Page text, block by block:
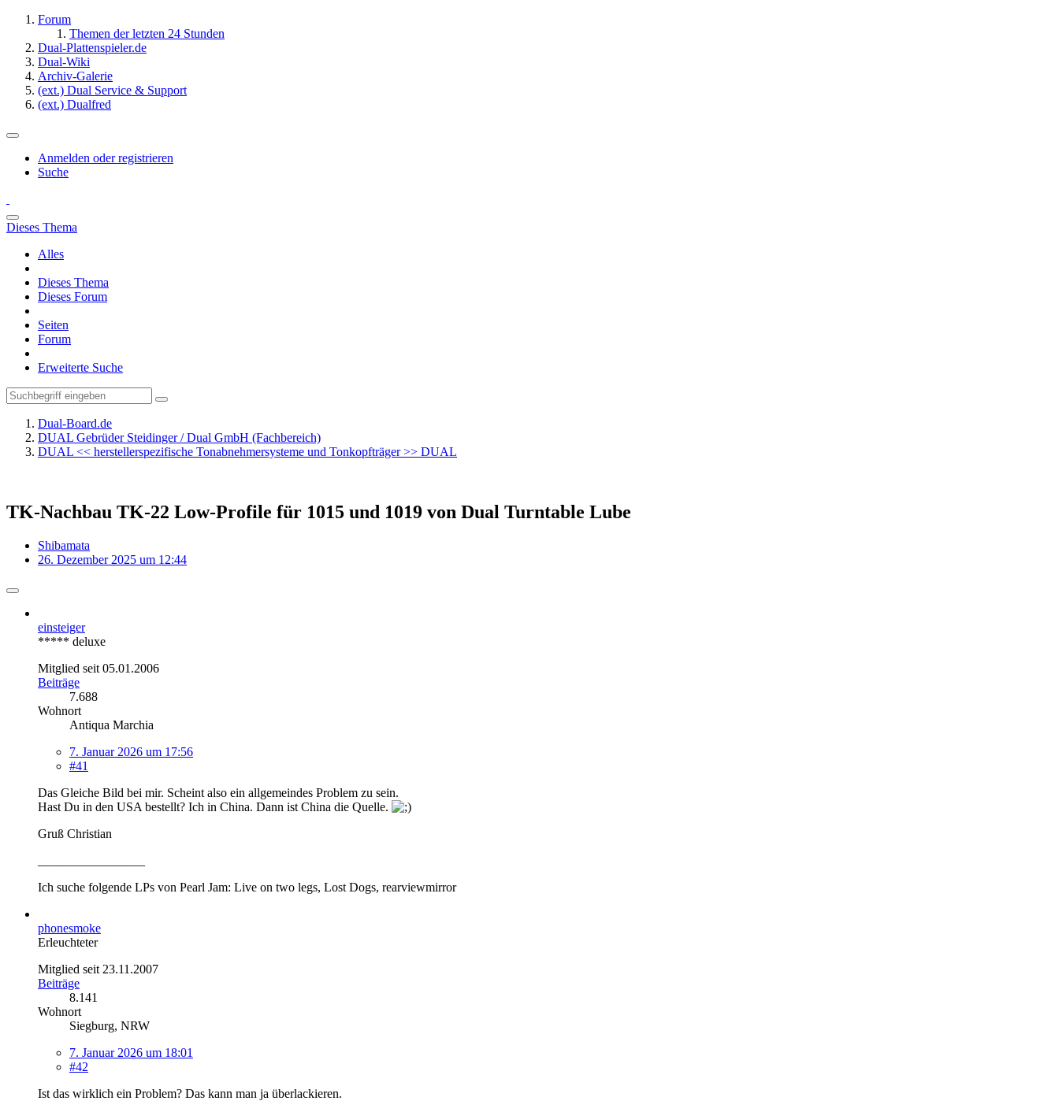
Forum
Themen der letzten 24 Stunden
Dual-Plattenspieler.de
Dual-Wiki
Archiv-Galerie
(ext.) Dual Service & Support
(ext.) Dualfred
Anmelden oder registrieren
Suche
Dieses Thema
Alles
Dieses Thema
Dieses Forum
Seiten
Forum
Erweiterte Suche
Dual-Board.de
DUAL Gebrüder Steidinger / Dual GmbH (Fachbereich)
DUAL << herstellerspezifische Tonabnehmersysteme und Tonkopfträger >> DUAL
TK-Nachbau TK-22 Low-Profile für 1015 und 1019 von Dual Turntable Lube
Shibamata
26. Dezember 2025 um 12:44
einsteiger
***** deluxe
Mitglied seit 05.01.2006
Beiträge
7.688
Wohnort
Antiqua Marchia
7. Januar 2026 um 17:56
#41
Das Gleiche Bild bei mir. Scheint also ein allgemeindes Problem zu sein.
Hast Du in den USA bestellt? Ich in China. Dann ist China die Quelle.
Gruß Christian
Ich suche folgende LPs von Pearl Jam: Live on two legs, Lost Dogs, rearviewmirror
phonesmoke
Erleuchteter
Mitglied seit 23.11.2007
Beiträge
8.141
Wohnort
Siegburg, NRW
7. Januar 2026 um 18:01
#42
Ist das wirklich ein Problem? Das kann man ja überlackieren.